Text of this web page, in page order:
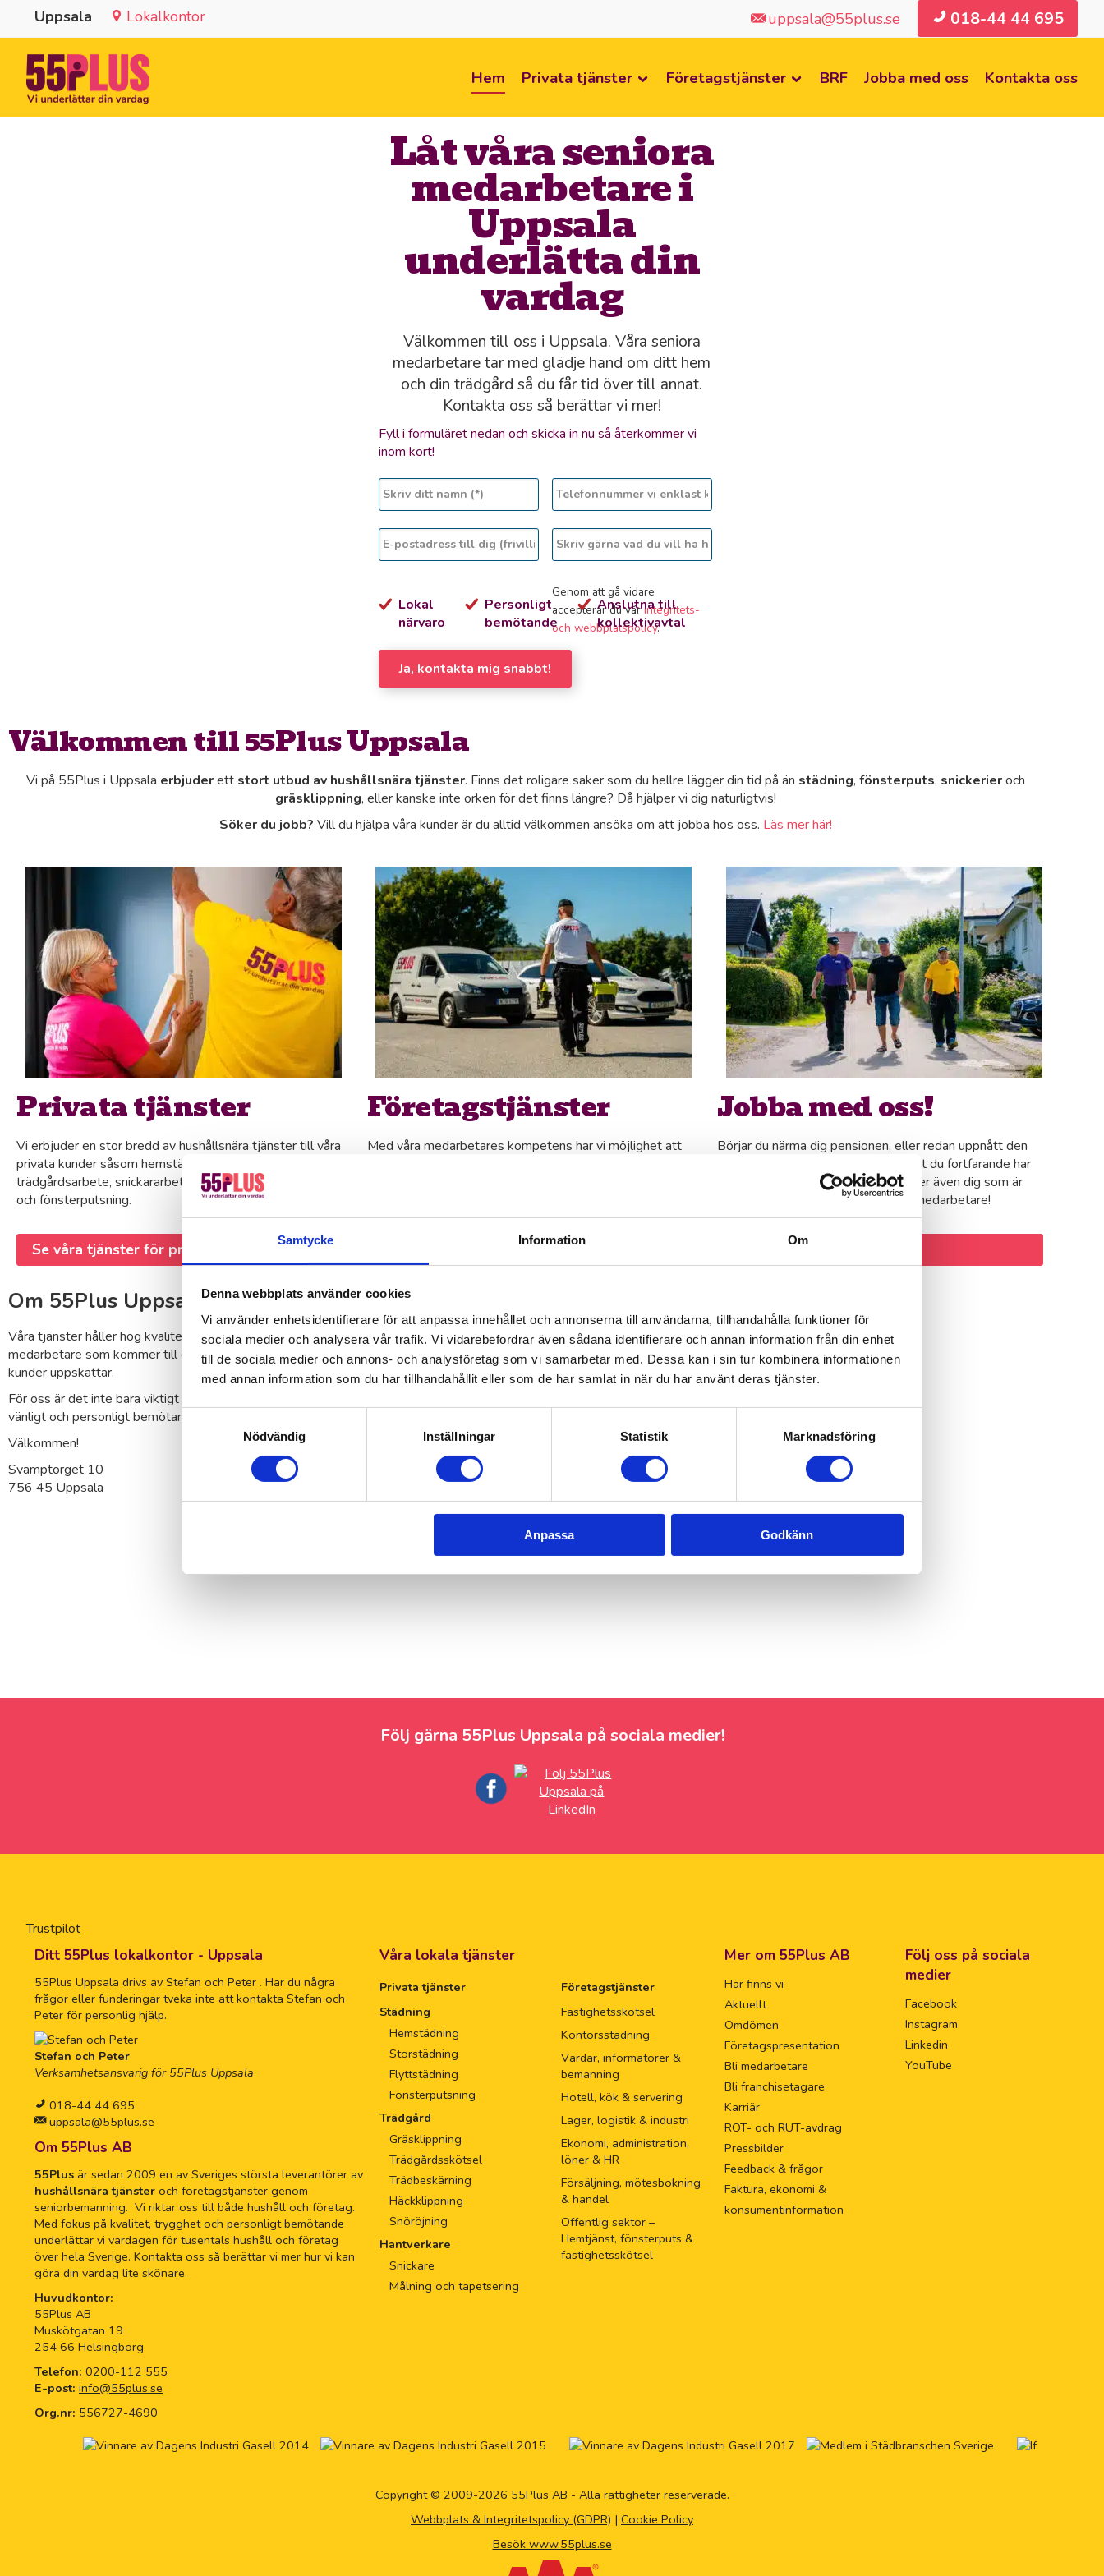
Samtycke Information Om
Denna webbplats använder cookies
Vi använder enhetsidentifierare för att anpassa innehållet och annonserna till användarna, tillhandahålla funktioner för
sociala medier och analysera vår trafik. Vi vidarebefordrar även sådana identifierare och annan information från din enhet
till de sociala medier och annons- och analysföretag som vi samarbetar med. Dessa kan i sin tur kombinera informationen
med annan information som du har tillhandahållit eller som de har samlat in när du har använt deras tjänster.
Samtyckesval
Nödvändig
Inställningar Statistik Marknadsföring
Anpassa Godkänn
Uppsala Lokalkontor uppsala@55plus.se 018-44 44 695
Hem Privata tjänster Företagstjänster BRF Jobba med oss Kontakta oss
Låt våra seniora
medarbetare i
Uppsala
underlätta din
vardag
Välkommen till oss i Uppsala. Våra seniora
medarbetare tar med glädje hand om ditt hem
och din trädgård så du får tid över till annat.
Kontakta oss så berättar vi mer!
Fyll i formuläret nedan och skicka in nu så återkommer vi
inom kort!
Lokal
närvaro
Personligt
bemötande
Anslutna till
kollektivavtal
Genom att gå vidare
accepterar du vårintegritets-
och webbplatspolicy.
Ja, kontakta mig snabbt!
Välkommen till 55Plus Uppsala
Vi på 55Plus i Uppsala erbjuderett stort utbud av hushållsnära tjänster. Finns det roligare saker som du hellre lägger din tid på än städning, fönsterputs, snickerieroch
gräsklippning, eller kanske inte orken för det finns längre? Då hjälper vi dig naturligtvis!
Söker du jobb? Vill du hjälpa våra kunder är du alltid välkommen ansöka om att jobba hos oss. Läs mer här!
Privata tjänster
Vi erbjuder en stor bredd av hushållsnära tjänster till våra
privata kunder såsom hemstädning, flyttstädning,
trädgårdsarbete, snickararbeten, målning & tapetsering
och fönsterputsning.
Se våra tjänster för privatkunder här
Företagstjänster
Med våra medarbetares kompetens har vi möjlighet att
Kontakta oss för ett samtal idag
Jobba med oss!
Börjar du närma dig pensionen, eller redan uppnått den
magiska åldersgränsen och insett att du fortfarande har
mycket energi och vilja kvar? Vi söker även dig som är
yngre så kontakta oss idag! Bli vår medarbetare!
Läs mer och ansök här
Om 55Plus Uppsala
Våra tjänster håller hög kvalitet! Vårt motto är att det alltid skall vara samma
medarbetare som kommer till dig varje gång- något som vi dagligen får höra att våra
kunder uppskattar.
För oss är det inte bara viktigt att jobbet blir riktigt bra utfört, utan också att alla får ett
vänligt och personligt bemötande. Här har vi en god stämning och roligt på jobbet!
Välkommen!
Svamptorget 10
756 45 Uppsala
Följ gärna 55Plus Uppsala på sociala medier!
Trustpilot
Ditt 55Plus lokalkontor - Uppsala
55Plus Uppsala drivs av Stefan och Peter . Har du några
frågor eller funderingar tveka inte att kontakta Stefan och
Peter för personlig hjälp.
Stefan och Peter
Verksamhetsansvarig för 55Plus Uppsala
018-44 44 695
uppsala@55plus.se
Om 55Plus AB
55Plus är sedan 2009 en av Sveriges största leverantörer av
hushållsnära tjänster och företagstjänster genom
seniorbemanning. Vi riktar oss till både hushåll och företag.
Med fokus på kvalitet, trygghet och personligt bemötande
underlättar vi vardagen för tusentals hushåll och företag
över hela Sverige. Kontakta oss så berättar vi mer hur vi kan
göra din vardag lite skönare.
Huvudkontor:
55Plus AB
Muskötgatan 19
254 66 Helsingborg
Telefon: 0200-112 555
E-post: info@55plus.se
Org.nr: 556727-4690
Våra lokala tjänster
Privata tjänster
Städning
Hemstädning
Storstädning
Flyttstädning
Fönsterputsning
Trädgård
Gräsklippning
Trädgårdsskötsel
Trädbeskärning
Häckklippning
Snöröjning
Hantverkare
Snickare
Målning och tapetsering
Företagstjänster
Fastighetsskötsel
Kontorsstädning
Värdar, informatörer &
bemanning
Hotell, kök & servering
Lager, logistik & industri
Ekonomi, administration,
löner & HR
Försäljning, mötesbokning
& handel
Offentlig sektor –
Hemtjänst, fönsterputs &
fastighetsskötsel
Mer om 55Plus AB
Här finns vi
Aktuellt
Omdömen
Företagspresentation
Bli medarbetare
Bli franchisetagare
Karriär
ROT- och RUT-avdrag
Pressbilder
Feedback & frågor
Faktura, ekonomi &
konsumentinformation
Följ oss på sociala
medier
Facebook
Instagram
Linkedin
YouTube
Copyright © 2009-2026 55Plus AB - Alla rättigheter reserverade.
Webbplats & Integritetspolicy (GDPR) | Cookie Policy
Besök www.55plus.se